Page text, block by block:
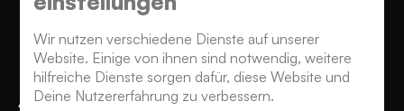
Wir nutzen verschiedene Dienste auf unserer
Website. Einige von ihnen sind notwendig, weitere
hilfreiche Dienste sorgen dafür, diese Website und
Deine Nutzererfahrung zu verbessern.
Aus der Praxis: